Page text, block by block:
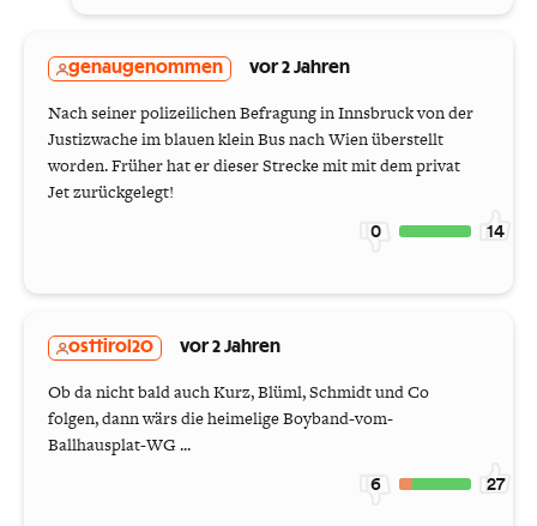
genaugenommen vor 2 Jahren
Nach seiner polizeilichen Befragung in Innsbruck von der
Justizwache im blauen klein Bus nach Wien überstellt
worden. Früher hat er dieser Strecke mit mit dem privat
Jet zurückgelegt!
0 14
osttirol20 vor 2 Jahren
Ob da nicht bald auch Kurz, Blüml, Schmidt und Co
folgen, dann wärs die heimelige Boyband-vom-
Ballhausplat-WG ...
6 27